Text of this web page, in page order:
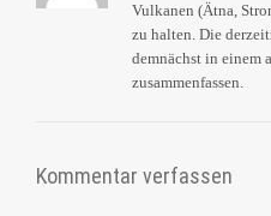
Vulkanen (Ätna,
zu halten. Die
demnächst in einem
zusammenfassen.
Kommentar verfassen